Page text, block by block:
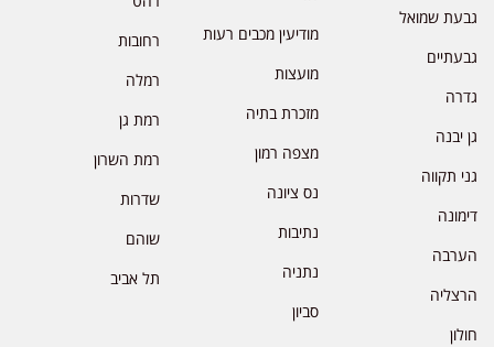
גבעת שמואל
גבעתיים
גדרה
גן יבנה
גני תקווה
דימונה
הערבה
הרצליה
חולון
מודיעין מכבים רעות
מועצות
מזכרת בתיה
מצפה רמון
נס ציונה
נתיבות
נתניה
סביון
רחובות
רמלה
רמת גן
רמת השרון
שדרות
שוהם
תל אביב